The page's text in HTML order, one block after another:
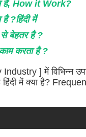
है, How it Work?
?हिंदी में
बेहतर है ?
करता है ?
Industry ] में विभिन्न
में क्या है?